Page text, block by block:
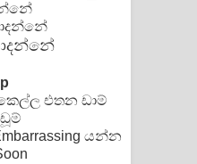
එතන ඩාම්
යන්න